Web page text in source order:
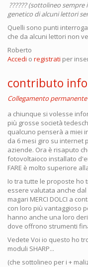
?????? (sottolineo
genetico di alcuni lettori
Quelli sono punti
che da alcuni lettori non
Roberto
Accedi o registrati per
contributo
Collegamento permanente
a chiunque si volesse
più grosse società
qualcuno penserà a miei
da 6 mesi giro su internet
aziende. Ora è risaputo
fotovoltaioco installato
FARE è molto superiore
Io tra tutte le proposte ho
essere valutata anche dal
magari MERCI DOLCI a
con loro più vantaggioso
hanno anche una loro
dove offrono strumenti
Vedete Voi io questo ho
moduli SHARP...
(che sottolineo per i +